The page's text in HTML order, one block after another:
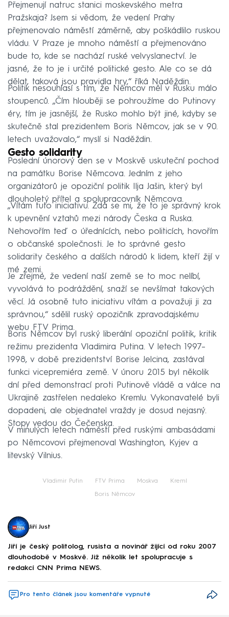
Přejmenují natruc stanici moskevského metra
Pražskaja? Jsem si vědom, že vedení Prahy
přejmenovalo náměstí záměrně, aby poškádlilo ruskou
vládu. V Praze je mnoho náměstí a přejmenováno
bude to, kde se nachází ruské velvyslanectví. Je
jasné, že to je i určité politické gesto. Ale co se dá
dělat, taková jsou pravidla hry,“ říká Naděždin.
Politik nesouhlasí s tím, že Němcov měl v Rusku málo
stoupenců. „Čím hlouběji se pohroužíme do Putinovy
éry, tím je jasnější, že Rusko mohlo být jiné, kdyby se
skutečně stal prezidentem Boris Němcov, jak se v 90.
letech uvažovalo,“ myslí si Naděždin.
Gesto solidarity
Poslední únorový den se v Moskvě uskuteční pochod
na památku Borise Němcova. Jedním z jeho
organizátorů je opoziční politik Ilja Jašin, který byl
dlouholetý přítel a spolupracovník Němcova.
„Vítám tuto iniciativu. Zdá se mi, že to je správný krok
k upevnění vztahů mezi národy Česka a Ruska.
Nehovořím teď o úřednících, nebo politicích, hovořím
o občanské společnosti. Je to správné gesto
solidarity českého a dalších národů k lidem, kteří žijí v
mé zemi.
Je zřejmé, že vedení naší země se to moc nelíbí,
vyvolává to podráždění, snaží se nevšímat takových
věcí. Já osobně tuto iniciativu vítám a považuji ji za
správnou,“ sdělil ruský opozičník zpravodajskému
webu FTV Prima.
Boris Němcov byl ruský liberální opoziční politik, kritik
režimu prezidenta Vladimira Putina. V letech 1997–
1998, v době prezidentství Borise Jelcina, zastával
funkci vicepremiéra země. V únoru 2015 byl několik
dní před demonstrací proti Putinově vládě a válce na
Ukrajině zastřelen nedaleko Kremlu. Vykonavatelé byli
dopadeni, ale objednatel vraždy je dosud nejasný.
Stopy vedou do Čečenska.
V minulých letech náměstí před ruskými ambasádami
po Němcovovi přejmenoval Washington, Kyjev a
litevský Vilnius.
Vladimir Putin FTV Prima Moskva Kreml
Boris Němcov
Jiří Just
Jiří je český politolog, rusista a novinář žijící od roku 2007
dlouhodobě v Moskvě. Již několik let spolupracuje s
redakcí CNN Prima NEWS.
Pro tento článek jsou komentáře vypnuté